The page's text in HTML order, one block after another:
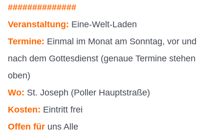
##############
Veranstaltung: Eine-Welt-Laden
Termine: Einmal im Monat am Sonntag, vor und
nach dem Gottesdienst (genaue Termine stehen
oben)
Wo: St. Joseph (Poller Hauptstraße)
Kosten: Eintritt frei
Offen für uns Alle